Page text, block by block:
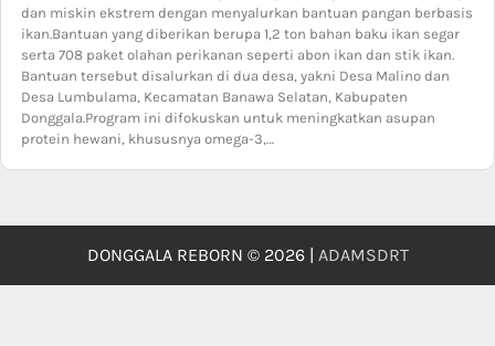
dan miskin ekstrem dengan menyalurkan bantuan pangan berbasis
ikan.Bantuan yang diberikan berupa 1,2 ton bahan baku ikan segar
serta 708 paket olahan perikanan seperti abon ikan dan stik ikan.
Bantuan tersebut disalurkan di dua desa, yakni Desa Malino dan
Desa Lumbulama, Kecamatan Banawa Selatan, Kabupaten
Donggala.Program ini difokuskan untuk meningkatkan asupan
protein hewani, khususnya omega-3,…
DONGGALA REBORN © 2026 | ADAMSDRT